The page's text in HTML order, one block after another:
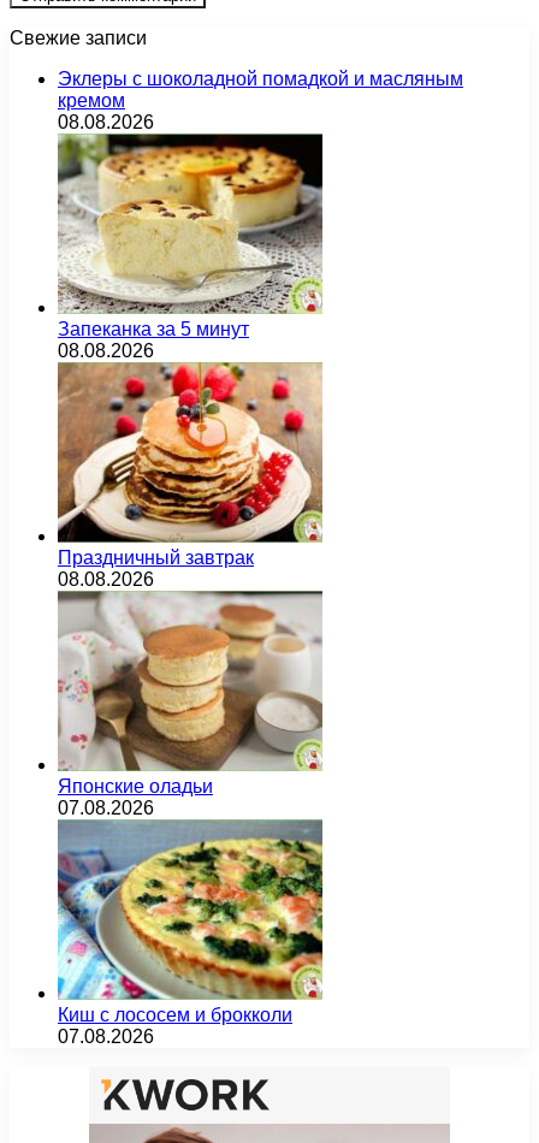
Свежие записи
Эклеры с шоколадной помадкой и масляным
кремом
08.08.2026
Запеканка за 5 минут
08.08.2026
Праздничный завтрак
08.08.2026
Японские оладьи
07.08.2026
Киш с лососем и брокколи
07.08.2026